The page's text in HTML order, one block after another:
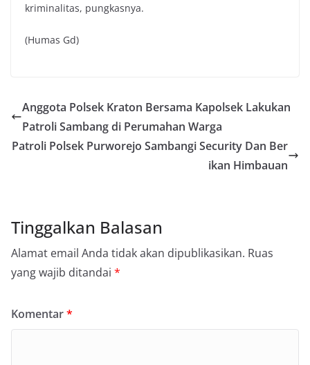
kriminalitas, pungkasnya.
(Humas Gd)
Anggota Polsek Kraton Bersama Kapolsek Lakukan
Patroli Sambang di Perumahan Warga
Patroli Polsek Purworejo Sambangi Security Dan Ber
ikan Himbauan
Tinggalkan Balasan
Alamat email Anda tidak akan dipublikasikan. Ruas
yang wajib ditandai *
Komentar*